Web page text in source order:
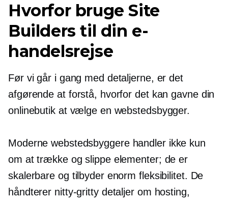
Hvorfor bruge Site
Builders til din e-
handelsrejse
Før vi går i gang med detaljerne, er det
afgørende at forstå, hvorfor det kan gavne din
onlinebutik at vælge en webstedsbygger.
Moderne webstedsbyggere handler ikke kun
om at trække og slippe elementer; de er
skalerbare og tilbyder enorm fleksibilitet. De
håndterer nitty-grittydetaljer om hosting,